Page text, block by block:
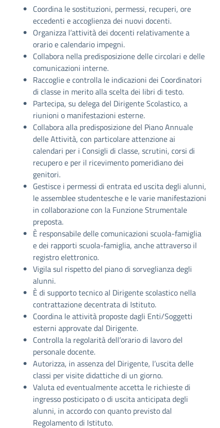
Coordina le sostituzioni, permessi, recuperi, ore
eccedenti e accoglienza dei nuovi docenti.
Organizza l’attività dei docenti relativamente a
orario e calendario impegni.
Collabora nella predisposizione delle circolari e delle
comunicazioni interne.
Raccoglie e controlla le indicazioni dei Coordinatori
di classe in merito alla scelta dei libri di testo.
Partecipa, su delega del Dirigente Scolastico, a
riunioni o manifestazioni esterne.
Collabora alla predisposizione del Piano Annuale
delle Attività, con particolare attenzione ai
calendari per i Consigli di classe, scrutini, corsi di
recupero e per il ricevimento pomeridiano dei
genitori.
Gestisce i permessi di entrata ed uscita degli alunni,
le assemblee studentesche e le varie manifestazioni
in collaborazione con la Funzione Strumentale
preposta.
È responsabile delle comunicazioni scuola-famiglia
e dei rapporti scuola-famiglia, anche attraverso il
registro elettronico.
Vigila sul rispetto del piano di sorveglianza degli
alunni.
È di supporto tecnico al Dirigente scolastico nella
contrattazione decentrata di Istituto.
Coordina le attività proposte dagli Enti/Soggetti
esterni approvate dal Dirigente.
Controlla la regolarità dell’orario di lavoro del
personale docente.
Autorizza, in assenza del Dirigente, l’uscita delle
classi per visite didattiche di un giorno.
Valuta ed eventualmente accetta le richieste di
ingresso posticipato o di uscita anticipata degli
alunni, in accordo con quanto previsto dal
Regolamento di Istituto.